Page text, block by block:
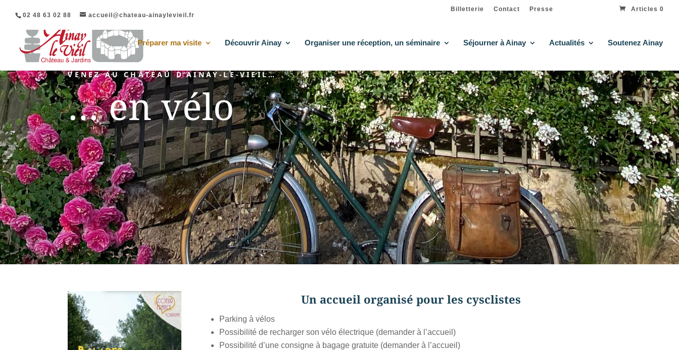
02 48 63 02 88 accueil@chateau-ainaylevieil.fr
Billetterie Contact Presse Articles 0
Préparer ma visite Découvrir Ainay Organiser une réception, un séminaire Séjourner à Ainay Actualités Soutenez Ainay
VENEZ AU CHÂTEAU D’AINAY-LE-VIEIL…
… en vélo
Un accueil organisé pour les cysclistes
Parking à vélos
Possibilité de recharger son vélo électrique (demander à l’accueil)
Possibilité d’une consigne à bagage gratuite (demander à l’accueil)